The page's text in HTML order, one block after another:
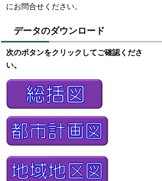
にお問合せください。
データのダウンロード
次のボタンをクリックしてご確認くださ
い。